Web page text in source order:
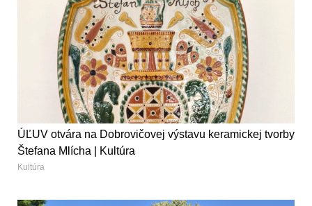
ÚĽUV otvára na Dobrovičovej výstavu keramickej tvorby
Štefana Mlícha | Kultúra
Kultúra